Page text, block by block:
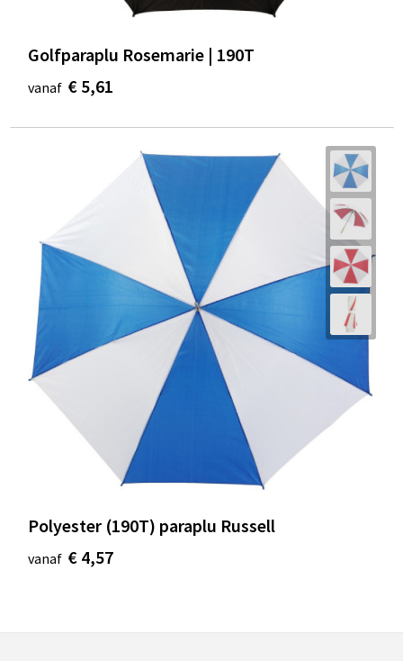
Golfparaplu Rosemarie | 190T
vanaf € 5,61
Polyester (190T) paraplu Russell
vanaf € 4,57